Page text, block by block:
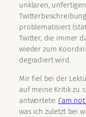
unklaren,
problematisiert
Twitter, die immer
wieder zum
degradiert wird.
Mir fiel bei der
auf meine Kritik zu
antwortete: I’am
was ich zuletzt bei